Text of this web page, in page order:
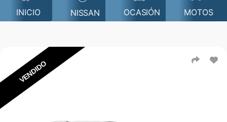
INICIO NISSAN OCASIÓN MOTOS
VENDIDO